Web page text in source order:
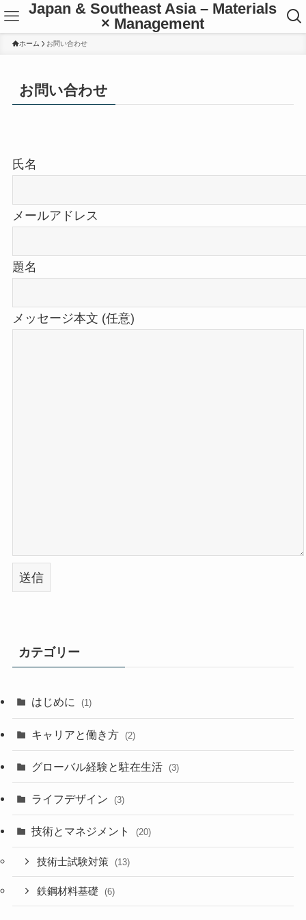
Japan & Southeast Asia – Materials
× Management
ホーム お問い合わせ
お問い合わせ
氏名
メールアドレス
題名
メッセージ本文 (任意)
カテゴリー
はじめに (1)
キャリアと働き方 (2)
グローバル経験と駐在生活 (3)
ライフデザイン (3)
技術とマネジメント (20)
技術士試験対策 (13)
鉄鋼材料基礎 (6)